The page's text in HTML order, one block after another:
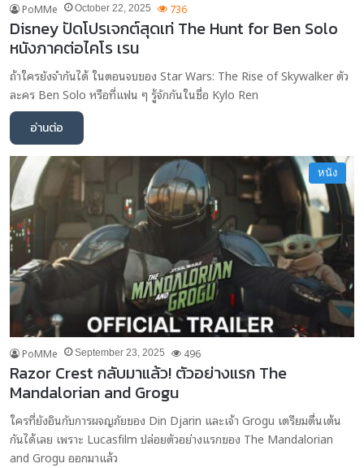
PoMMe October 22, 2025 736
Disney ปัดโปรเจกต์สุดเท่ The Hunt for Ben Solo
หนังภาคต่อไคโร เรน
ถ้าใครยังจำกันได้ ในตอนจบของ Star Wars: The Rise of Skywalker ตัว
ละคร Ben Solo หรือที่แฟน ๆ รู้จักกันในชื่อ Kylo Ren
อ่านต่อ
หนัง
PoMMe September 23, 2025 496
Razor Crest กลับมาแล้ว! ตัวอย่างแรก The
Mandalorian and Grogu
ใครที่ยังอินกับการผจญภัยของ Din Djarin และเจ้า Grogu เตรียมตื่นเต้น
กันได้เลย เพราะ Lucasfilm ปล่อยตัวอย่างแรกของ The Mandalorian
and Grogu ออกมาแล้ว